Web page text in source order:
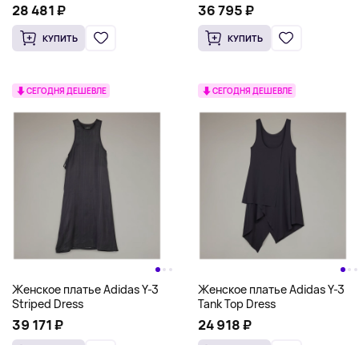
28 481 ₽
КУПИТЬ
36 795 ₽
КУПИТЬ
СЕГОДНЯ ДЕШЕВЛЕ
Женское платье Adidas Y-3
Striped Dress
39 171 ₽
СЕГОДНЯ ДЕШЕВЛЕ
Женское платье Adidas Y-3
Tank Top Dress
24 918 ₽